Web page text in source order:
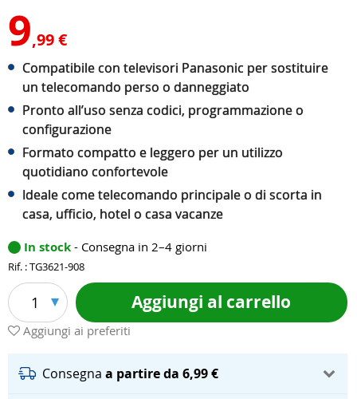
9,99 €
Compatibile con televisori Panasonic per sostituire
un telecomando perso o danneggiato
Pronto all’uso senza codici, programmazione o
configurazione
Formato compatto e leggero per un utilizzo
quotidiano confortevole
Ideale come telecomando principale o di scorta in
casa, ufficio, hotel o casa vacanze
In stock - Consegna in 2–4 giorni
Rif. : TG3621-908
1 Aggiungi al carrello
Aggiungi ai preferiti
Consegna a partire da 6,99 €